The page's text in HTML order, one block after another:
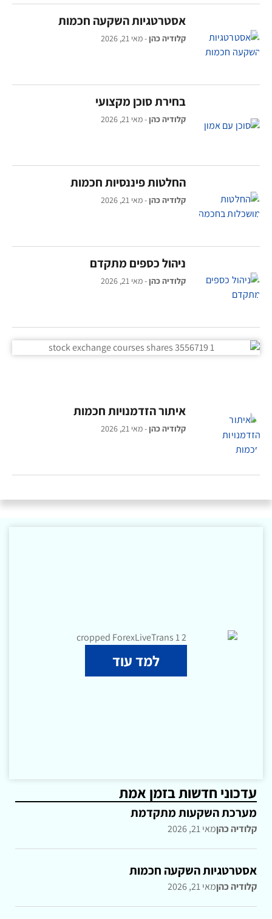
אסטרטגיות השקעה חכמות
קלודיה כהן מאי 21, 2026
בחירת סוכן מקצועי
קלודיה כהן מאי 21, 2026
החלטות פיננסיות חכמות
קלודיה כהן מאי 21, 2026
ניהול כספים מתקדם
קלודיה כהן מאי 21, 2026
איתור הזדמנויות חכמות
קלודיה כהן מאי 21, 2026
למד עוד
עדכוני חדשות בזמן אמת
מערכת השקעות מתקדמת
קלודיה כהןמאי 21, 2026
אסטרטגיות השקעה חכמות
קלודיה כהןמאי 21, 2026